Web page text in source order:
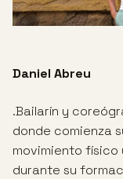
Daniel Abreu
.Bailarín y
donde comienza
movimiento físico
durante su